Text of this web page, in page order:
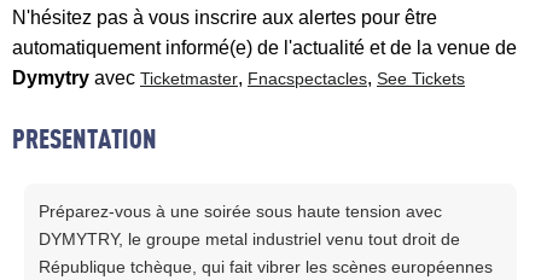
N'hésitez pas à vous inscrire aux alertes pour être
automatiquement informé(e) de l'actualité et de la venue de
Dymytry avec Ticketmaster, Fnacspectacles, See Tickets
PRESENTATION
Préparez-vous à une soirée sous haute tension avec
DYMYTRY, le groupe metal industriel venu tout droit de
République tchèque, qui fait vibrer les scènes européennes